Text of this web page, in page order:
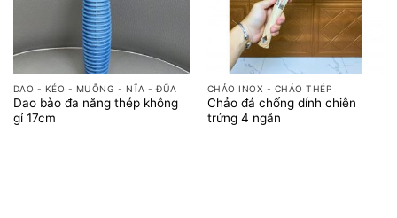
DAO - KÉO - MUỖNG - NĨA - ĐŨA
Dao bào đa năng thép không
gỉ 17cm
CHẢO INOX - CHẢO THÉP
Chảo đá chống dính chiên
trứng 4 ngăn